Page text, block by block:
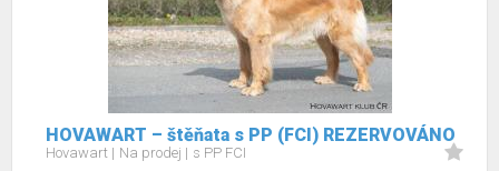
HOVAWART – štěňata s PP (FCI) REZERVOVÁNO
Hovawart Na prodej s PP FCI